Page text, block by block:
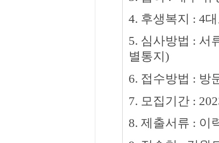
4. 후생복지 : 4
5. 심사방법 : 서
별통지)
6. 접수방법 : 방
7. 모집기간 :
8. 제출서류 : 이